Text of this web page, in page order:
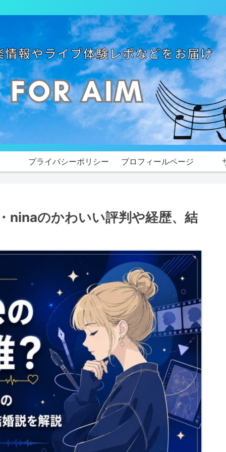
プライバシーポリシー プロフィールページ
ninaのかわいい評判や経歴、結